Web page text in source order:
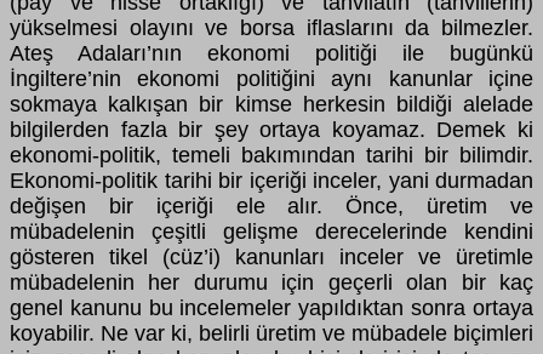
yükselmesi olayını ve borsa iflaslarını da bilmezler.
Ateş Adaları’nın ekonomi politiği ile bugünkü
İngiltere’nin ekonomi politiğini aynı kanunlar içine
sokmaya kalkışan bir kimse herkesin bildiği alelade
bilgilerden fazla bir şey ortaya koyamaz. Demek ki
ekonomi-politik, temeli bakımından tarihi bir bilimdir.
Ekonomi-politik tarihi bir içeriği inceler, yani durmadan
değişen bir içeriği ele alır. Önce, üretim ve
mübadelenin çeşitli gelişme derecelerinde kendini
gösteren tikel (cüz’i) kanunları inceler ve üretimle
mübadelenin her durumu için geçerli olan bir kaç
genel kanunu bu incelemeler yapıldıktan sonra ortaya
koyabilir. Ne var ki, belirli üretim ve mübadele biçimleri